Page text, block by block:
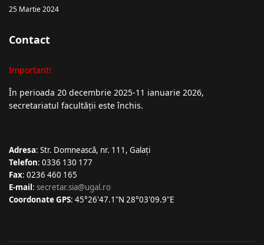
25 Martie 2024
Contact
Important!
În perioada 20 decembrie 2025-11 ianuarie 2026,
secretariatul facultății este închis.
Adresa: Str. Domnească, nr. 111, Galați
Telefon: 0336 130 177
Fax: 0236 460 165
E-mail: secretar.sia@ugal.ro
Coordonate GPS: 45°26'47.1"N 28°03'09.9"E